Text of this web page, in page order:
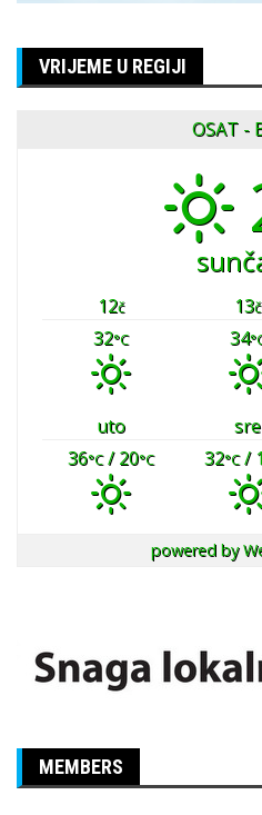
VRIJEME U REGIJI
OSAT -
12č 13č
32°C 34
uto sre
36°C/ 20°C 32°C/
powered by
MEMBERS